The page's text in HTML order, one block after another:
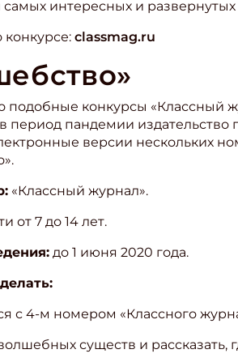
интересных и развернутых
classmag.ru
подобные конкурсы «Классный
период пандемии
версии нескольких
«Классный журнал».
от 7 до 14 лет.
до 1 июня 2020 года.
с 4-м номером «Классного
существ и рассказать,